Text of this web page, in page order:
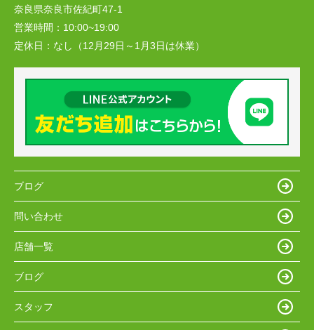
奈良県奈良市佐紀町47-1
営業時間： 10:00~19:00
定休日： なし（12月29日～1月3日は休業）
ブログ
問い合わせ
店舗一覧
ブログ
スタッフ